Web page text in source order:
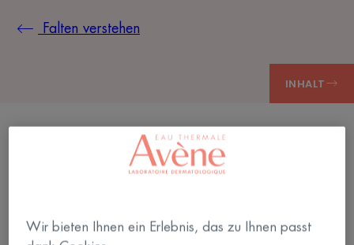
Falten verstehen
INHALT
Wir bieten Ihnen ein Erlebnis, das zu Ihnen passt